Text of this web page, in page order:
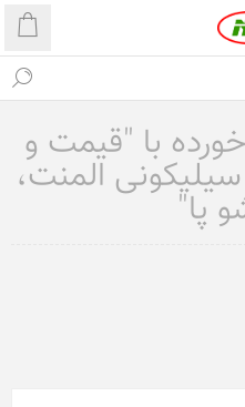
با "قیمت و
المنت،
پا"